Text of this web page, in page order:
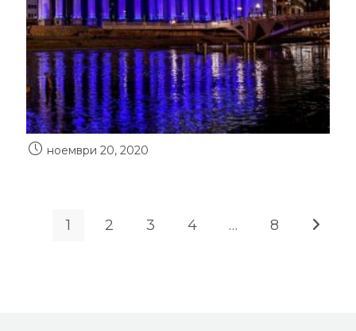
ноември 20, 2020
1 2 3 4 … 8